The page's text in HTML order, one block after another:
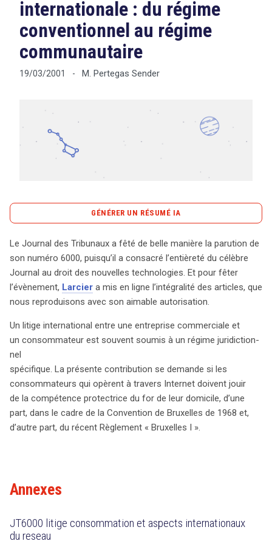
Tout sur le droit de l'innovation
internationale : du régime
conventionnel au régime
communautaire
19/03/2001 - M. Pertegas Sender
GÉNÉRER UN RÉSUMÉ IA
Le 6000e numéro du Journal des Tribunaux marque une
étape mémorable en se consacrant entièrement au droit
des nouvelles technologies. À cette occasion spéciale,
Larcier a généreusement mis en ligne l’intégralité des
contenu précieux et pertinent. Ce numéro aborde des
questions cruciales, notamment les litiges internationaux
souvent régis par des règles juridiques particulières. Une
des questions centrales soulevées dans cette édition
est celle de la compétence protectrice pour les
consommateurs en ligne. En effet, les consommateurs
qui achètent sur Internet doivent-ils bénéficier de la
mettant en lumière les implications pour les droits des
transfrontalières. Ce débat est d’une importance capitale
à l’ère numérique, où les achats en ligne sont devenus
Le Journal des Tribunaux a fêté de belle manière la parution de
son numéro 6000, puisqu’il a consacré l’entièreté du célèbre
Journal au droit des nouvelles technologies. Et pour fêter
l’évènement, Larcier a mis en ligne l’intégralité des articles, que
nous reproduisons avec son aimable autorisation.
Un litige international entre une entreprise commerciale et
un consommateur est souvent soumis à un régime juridiction-
nel
spécifique. La présente contribution se demande si les
consommateurs qui opèrent à travers Internet doivent jouir
de la compétence protectrice du for de leur domicile, d’une
part, dans le cadre de la Convention de Bruxelles de 1968 et,
d’autre part, du récent Règlement « Bruxelles I ».
Annexes
JT6000 litige consommation et aspects internationaux
du reseau